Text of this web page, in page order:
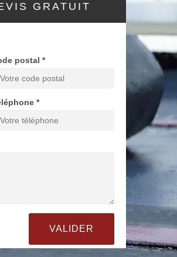
GRATUIT
postal *
*